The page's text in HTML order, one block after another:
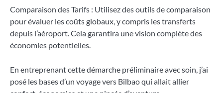
Comparaison des Tarifs : Utilisez des outils de comparaison
pour évaluer les coûts globaux, y compris les transferts
depuis l’aéroport. Cela garantira une vision complète des
économies potentielles.
En entreprenant cette démarche préliminaire avec soin, j’ai
posé les bases d’un voyage vers Bilbao qui allait allier